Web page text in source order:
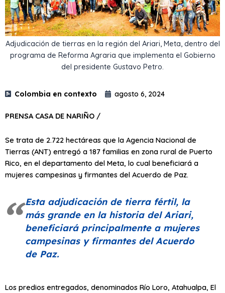
Adjudicación de tierras en la región del Ariari, Meta, dentro del
programa de Reforma Agraria que implementa el Gobierno
del presidente Gustavo Petro.
Colombia en contexto agosto 6, 2024
PRENSA CASA DE NARIÑO /
Se trata de 2.722 hectáreas que la Agencia Nacional de
Tierras (ANT) entregó a 187 familias en zona rural de Puerto
Rico, en el departamento del Meta, lo cual beneficiará a
mujeres campesinas y firmantes del Acuerdo de Paz.
Esta adjudicación de tierra fértil, la
más grande en la historia del Ariari,
beneficiará principalmente a mujeres
campesinas y firmantes del Acuerdo
de Paz.
Los predios entregados, denominados Río Loro, Atahualpa, El